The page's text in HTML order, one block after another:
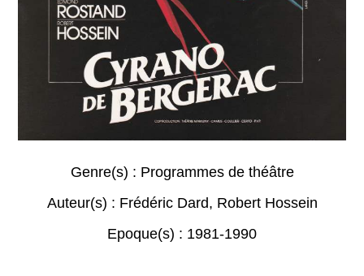
Genre(s) : Programmes de théâtre
Auteur(s) : Frédéric Dard, Robert Hossein
Epoque(s) : 1981-1990